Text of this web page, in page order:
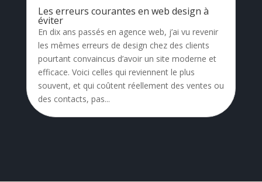
Les erreurs courantes en web design à
éviter
En dix ans passés en agence web, j’ai vu revenir
les mêmes erreurs de design chez des clients
pourtant convaincus d’avoir un site moderne et
efficace. Voici celles qui reviennent le plus
souvent, et qui coûtent réellement des ventes ou
des contacts, pas...